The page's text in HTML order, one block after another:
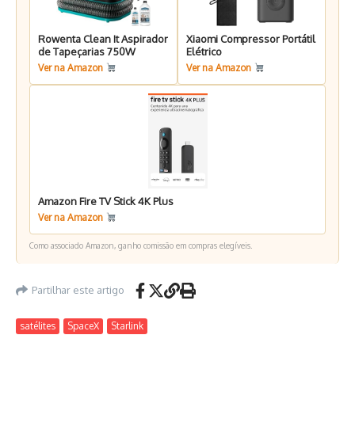
Rowenta Clean It Aspirador
de Tapeçarias 750W
Ver na Amazon
Xiaomi Compressor Portátil
Elétrico
Ver na Amazon
Amazon Fire TV Stick 4K Plus
Ver na Amazon
Como associado Amazon, ganho comissão em compras elegíveis.
Partilhar este artigo
satélites SpaceX Starlink